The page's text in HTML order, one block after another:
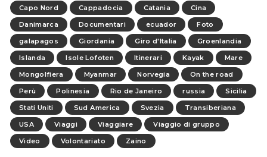
Capo Nord
Cappadocia Catania
Cina
Danimarca
Documentari ecuador
Foto
galapagos
Giordania Giro d'Italia
Groenlandia
Islanda
Isole Lofoten Itinerari Kayak
Mare
Mongolfiera
Myanmar Norvegia
On the road
Perù
Polinesia Rio de Janeiro russia
Sicilia
Stati Uniti
Sud America Svezia
Transiberiana
USA
Viaggi Viaggiare
Viaggio di gruppo
Video
Volontariato Zaino